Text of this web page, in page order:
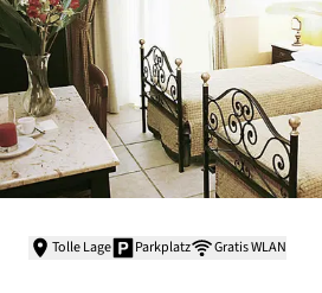
Tolle Lage Parkplatz Gratis WLAN